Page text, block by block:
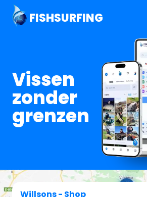
FISHSURFING
Vissen
zonder
grenzen
Willsons - Shop